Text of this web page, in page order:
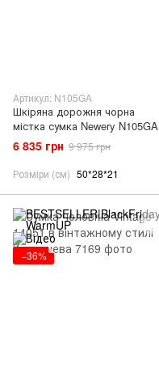
Артикул: N105GA
Шкіряна дорожня чорна
містка сумка Newery N105GA
6 835 грн 9 975 грн
Розміри (см) 50*28*21
−36%